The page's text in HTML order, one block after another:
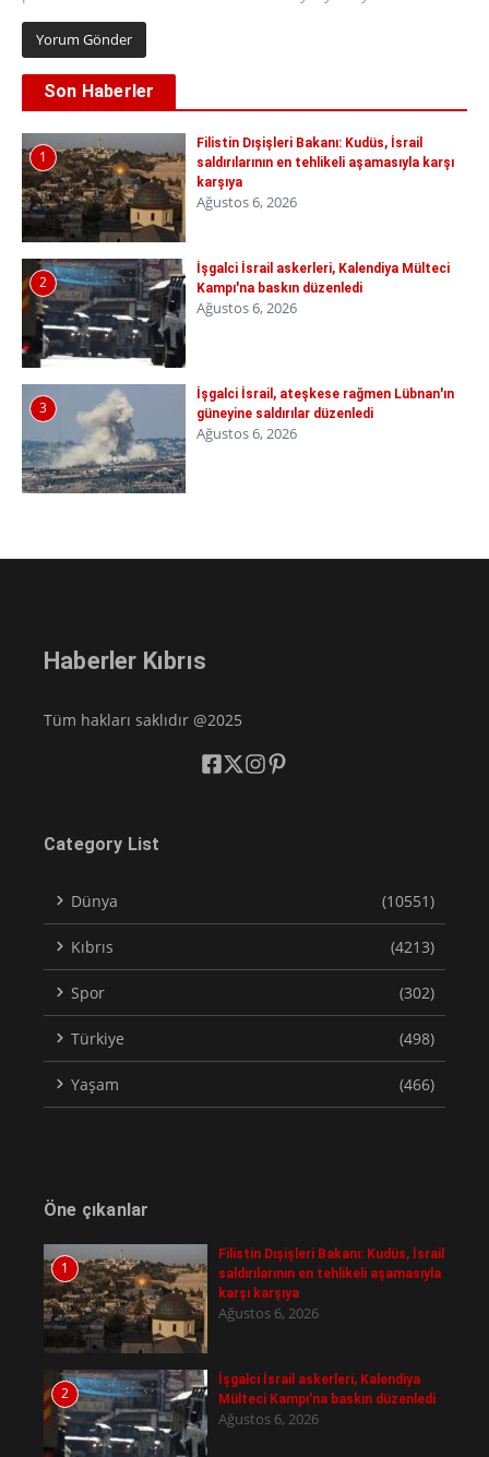
Son Haberler
1
Filistin Dışişleri Bakanı: Kudüs, İsrail
saldırılarının en tehlikeli aşamasıyla karşı
karşıya
Ağustos 6, 2026
2
İşgalci İsrail askerleri, Kalendiya Mülteci
Kampı'na baskın düzenledi
Ağustos 6, 2026
3
İşgalci İsrail, ateşkese rağmen Lübnan'ın
güneyine saldırılar düzenledi
Ağustos 6, 2026
Haberler Kıbrıs
Tüm hakları saklıdır @2025
Category List
Dünya (10551)
Kıbrıs (4213)
Spor (302)
Türkiye (498)
Yaşam (466)
Öne çıkanlar
1
Filistin Dışişleri Bakanı: Kudüs, İsrail
saldırılarının en tehlikeli aşamasıyla
karşı karşıya
Ağustos 6, 2026
2
İşgalci İsrail askerleri, Kalendiya
Mülteci Kampı'na baskın düzenledi
Ağustos 6, 2026